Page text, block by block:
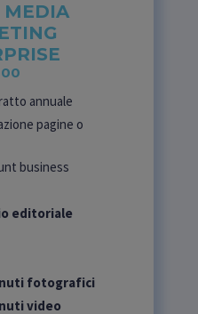
MEDIA
annuale
pagine o
business
editoriale
fotografici
video